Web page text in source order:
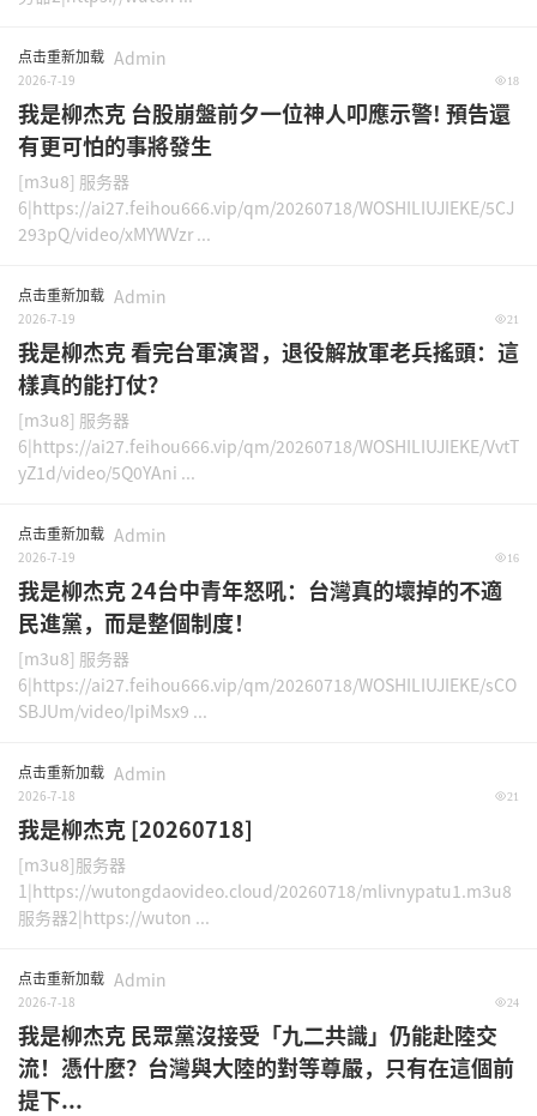
点击重新加载 Admin
2026-7-19 18
我是柳杰克 台股崩盤前夕一位神人叩應示警! 預告還
有更可怕的事將發生
[m3u8] 服务器
6|https://ai27.feihou666.vip/qm/20260718/WOSHILIUJIEKE/5CJ
293pQ/video/xMYWVzr ...
点击重新加载 Admin
2026-7-19 21
我是柳杰克 看完台軍演習，退役解放軍老兵搖頭：這
樣真的能打仗？
[m3u8] 服务器
6|https://ai27.feihou666.vip/qm/20260718/WOSHILIUJIEKE/VvtT
yZ1d/video/5Q0YAni ...
点击重新加载 Admin
2026-7-19 16
我是柳杰克 24台中青年怒吼：台灣真的壞掉的不適
民進黨，而是整個制度！
[m3u8] 服务器
6|https://ai27.feihou666.vip/qm/20260718/WOSHILIUJIEKE/sCO
SBJUm/video/IpiMsx9 ...
点击重新加载 Admin
2026-7-18 21
我是柳杰克 [20260718]
[m3u8]服务器
1|https://wutongdaovideo.cloud/20260718/mlivnypatu1.m3u8
服务器2|https://wuton ...
点击重新加载 Admin
2026-7-18 24
我是柳杰克 民眾黨沒接受「九二共識」仍能赴陸交
流！憑什麼？台灣與大陸的對等尊嚴，只有在這個前
提下...